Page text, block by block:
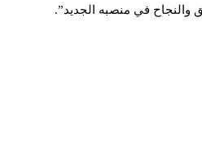
والنجاح في منصبه الجديد”.